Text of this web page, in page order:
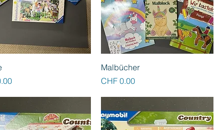
Schnellansicht
Malbücher
Preis
CHF 0.00